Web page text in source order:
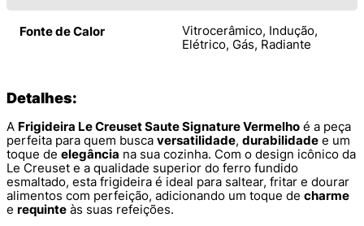
Fonte de Calor
Vitrocerâmico, Indução,
Elétrico, Gás, Radiante
Detalhes:
A Frigideira Le Creuset Saute Signature Vermelho é a peça
perfeita para quem busca versatilidade, durabilidade e um
toque de elegância na sua cozinha. Com o design icônico da
Le Creuset e a qualidade superior do ferro fundido
esmaltado, esta frigideira é ideal para saltear, fritar e dourar
alimentos com perfeição, adicionando um toque de charme
e requinte às suas refeições.